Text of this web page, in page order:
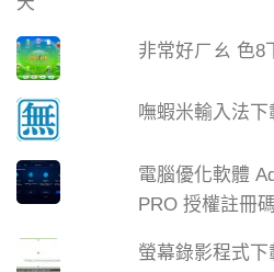
非常好ㄏㄠ 色8
嘸蝦米輸入法下
電腦優化軟體
PRO 授權註冊
螢幕錄影程式